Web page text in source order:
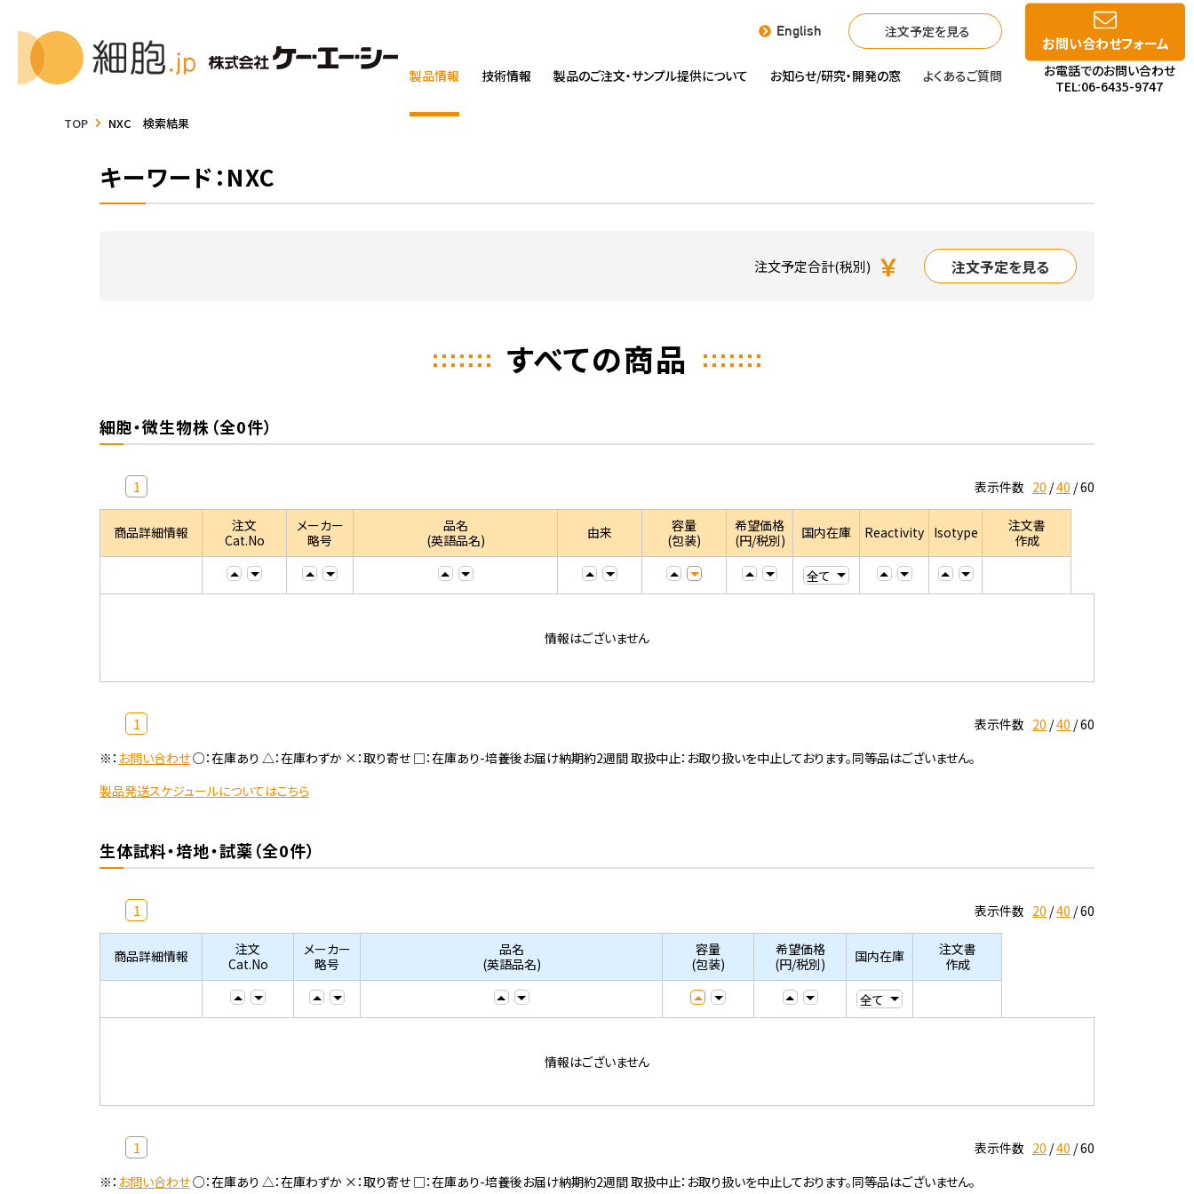
English 注文予定を見る
製品情報 技術情報 製品のご注文・サンプル提供について お知らせ/研究・開発の窓 よくあるご質問
お問い合わせフォーム
お電話でのお問い合わせ
TEL:06-6435-9747
TOP NXC 検索結果
キーワード：NXC
注文予定合計(税別) ￥ 注文予定を見る
すべての商品
細胞・微生物株（全0件）
1 表示件数 20 40 60
商品詳細情報
注文
Cat.No
メーカー
略号
品名
(英語品名)
由来
容量
(包装)
希望価格
(円/税別)
国内在庫 Reactivity Isotype
注文書
作成
情報はございません
1 表示件数 20 40 60
※： お問い合わせ○：在庫あり △：在庫わずか ×：取り寄せ □：在庫あり-培養後お届け納期約2週間 取扱中止：お取り扱いを中止しております。同等品はございません。
製品発送スケジュールについてはこちら
生体試料・培地・試薬（全0件）
1 表示件数 20 40 60
商品詳細情報
注文
Cat.No
メーカー
略号
品名
(英語品名)
容量
(包装)
希望価格
(円/税別)
国内在庫
注文書
作成
情報はございません
1 表示件数 20 40 60
※： お問い合わせ○：在庫あり △：在庫わずか ×：取り寄せ □：在庫あり-培養後お届け納期約2週間 取扱中止：お取り扱いを中止しております。同等品はございません。